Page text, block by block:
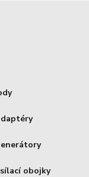
obojky